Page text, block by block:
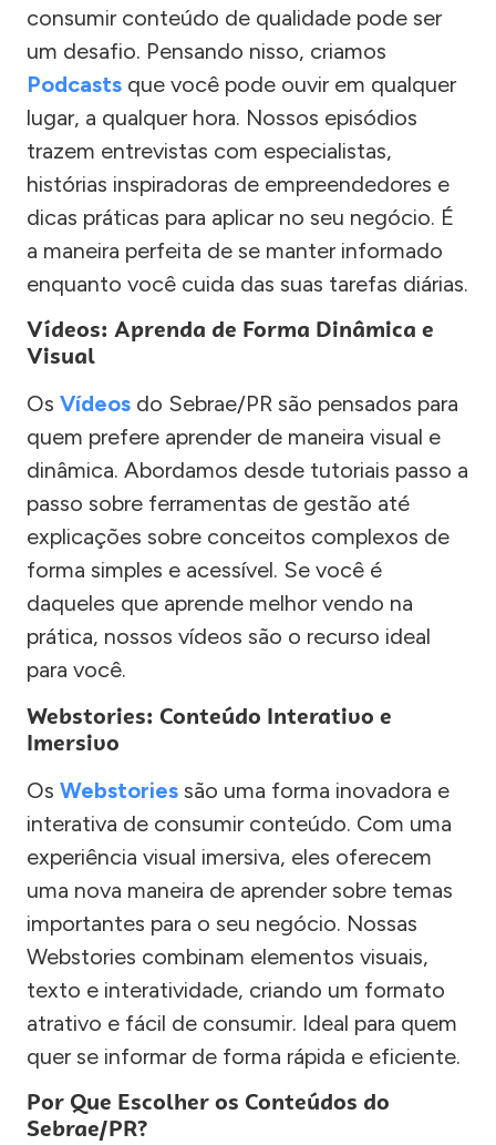
consumir conteúdo de qualidade pode ser
um desafio. Pensando nisso, criamos
Podcasts que você pode ouvir em qualquer
lugar, a qualquer hora. Nossos episódios
trazem entrevistas com especialistas,
histórias inspiradoras de empreendedores e
dicas práticas para aplicar no seu negócio. É
a maneira perfeita de se manter informado
enquanto você cuida das suas tarefas diárias.
Vídeos: Aprenda de Forma Dinâmica e
Visual
Os Vídeos do Sebrae/PR são pensados para
quem prefere aprender de maneira visual e
dinâmica. Abordamos desde tutoriais passo a
passo sobre ferramentas de gestão até
explicações sobre conceitos complexos de
forma simples e acessível. Se você é
daqueles que aprende melhor vendo na
prática, nossos vídeos são o recurso ideal
para você.
Webstories: Conteúdo Interativo e
Imersivo
Os Webstories são uma forma inovadora e
interativa de consumir conteúdo. Com uma
experiência visual imersiva, eles oferecem
uma nova maneira de aprender sobre temas
importantes para o seu negócio. Nossas
Webstories combinam elementos visuais,
texto e interatividade, criando um formato
atrativo e fácil de consumir. Ideal para quem
quer se informar de forma rápida e eficiente.
Por Que Escolher os Conteúdos do
Sebrae/PR?